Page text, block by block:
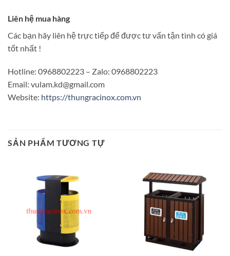
Liên hệ mua hàng
Các bạn hãy liên hệ trực tiếp để được tư vấn tận tình có giá
tốt nhất !
Hotline: 0968802223 – Zalo: 0968802223
Email: vulam.kd@gmail.com
Website: https://thungracinox.com.vn
SẢN PHẨM TƯƠNG TỰ